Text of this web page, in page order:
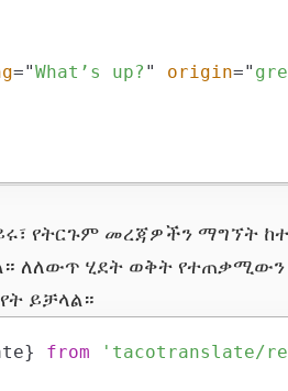
="What’s up? " origin="
የትርጉም መረጃዎችን ማግኘት
ለለውጥ ሂደት ወቅት
ይቻላል።
} from 'tacotranslate/